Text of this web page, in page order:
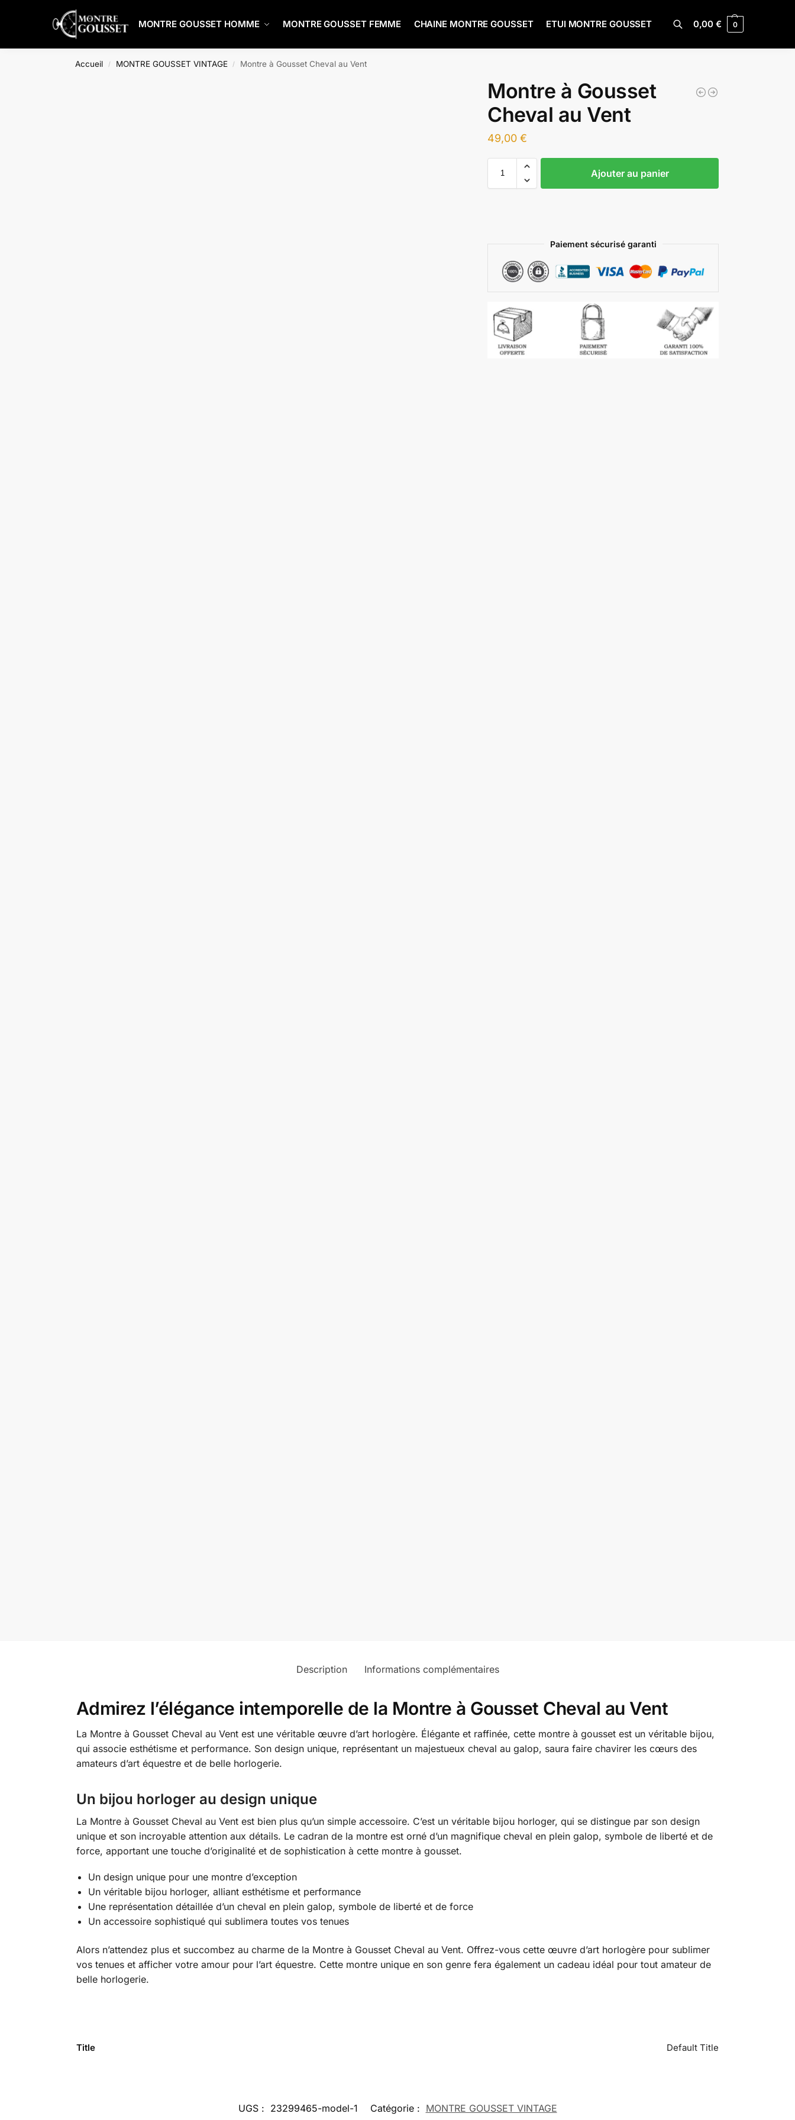
MONTRE GOUSSET HOMME MONTRE GOUSSET FEMME CHAINE MONTRE GOUSSET ETUI MONTRE GOUSSET
Search 0,00€ 0
Accueil / MONTRE GOUSSET VINTAGE / Montre à Gousset Cheval au Vent
Montre à Gousset
Cheval au Vent
49,00€
Ajouter au panier
Paiement sécurisé garanti
Description Informations complémentaires
Admirez l’élégance intemporelle de la Montre à Gousset Cheval au Vent
La Montre à Gousset Cheval au Vent est une véritable œuvre d’art horlogère. Élégante et raffinée, cette montre à gousset est un véritable bijou,
qui associe esthétisme et performance. Son design unique, représentant un majestueux cheval au galop, saura faire chavirer les cœurs des
amateurs d’art équestre et de belle horlogerie.
Un bijou horloger au design unique
La Montre à Gousset Cheval au Vent est bien plus qu’un simple accessoire. C’est un véritable bijou horloger, qui se distingue par son design
unique et son incroyable attention aux détails. Le cadran de la montre est orné d’un magnifique cheval en plein galop, symbole de liberté et de
force, apportant une touche d’originalité et de sophistication à cette montre à gousset.
Un design unique pour une montre d’exception
Un véritable bijou horloger, alliant esthétisme et performance
Une représentation détaillée d’un cheval en plein galop, symbole de liberté et de force
Un accessoire sophistiqué qui sublimera toutes vos tenues
Alors n’attendez plus et succombez au charme de la Montre à Gousset Cheval au Vent. Offrez-vous cette œuvre d’art horlogère pour sublimer
vos tenues et afficher votre amour pour l’art équestre. Cette montre unique en son genre fera également un cadeau idéal pour tout amateur de
belle horlogerie.
Title Default Title
UGS : 23299465-model-1 Catégorie : MONTRE GOUSSET VINTAGE